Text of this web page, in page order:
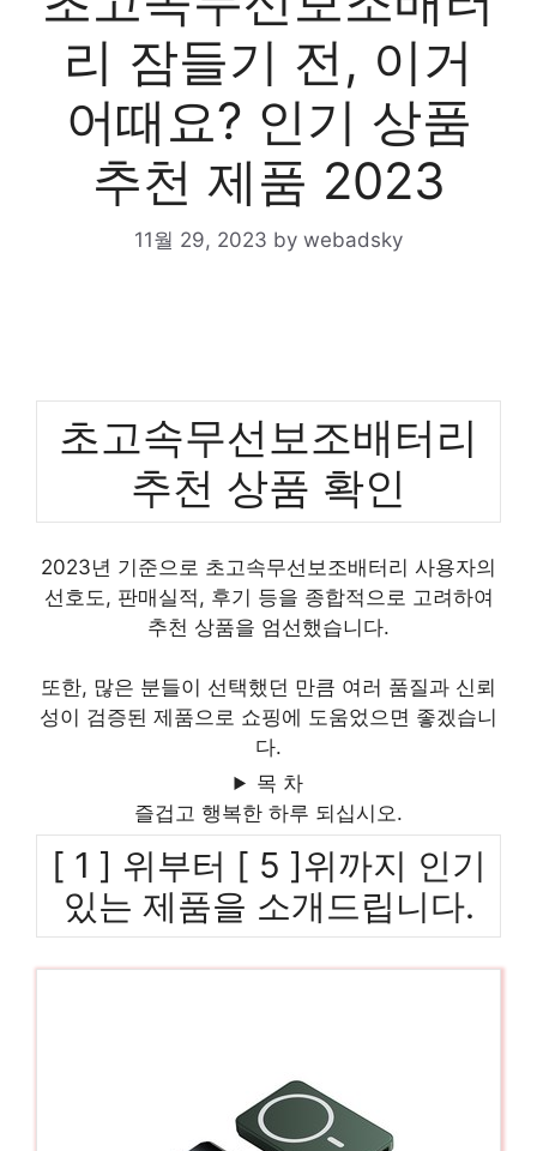
리 잠들기 전, 이거
어때요? 인기 상품
추천 제품 2023
11월 29, 2023 by webadsky
초고속무선보조배터리
추천 상품 확인
2023년 기준으로 초고속무선보조배터리 사용자의
선호도, 판매실적, 후기 등을 종합적으로 고려하여
추천 상품을 엄선했습니다.
또한, 많은 분들이 선택했던 만큼 여러 품질과 신뢰
성이 검증된 제품으로 쇼핑에 도움었으면 좋겠습니
다.
목 차
즐겁고 행복한 하루 되십시오.
[ 1 ] 위부터 [ 5 ]위까지 인기
있는 제품을 소개드립니다.